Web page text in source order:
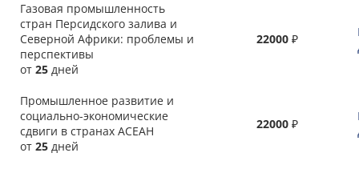
Газовая промышленность
стран Персидского залива и
Северной Африки: проблемы и
перспективы
от 25 дней
22000 ₽
Промышленное развитие и
социально-экономические
сдвиги в странах АСЕАН
от 25 дней
22000 ₽